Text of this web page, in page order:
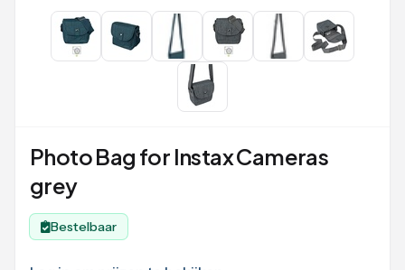
Photo Bag for Instax Cameras
grey
Bestelbaar